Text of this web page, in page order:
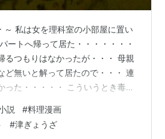
～ 私は女を理科室の小部屋に置い
ートへ帰って居た・・・・・・・
るつもりはなかったが・・・ 母親
ど無いと解って居たので・・・ 連
った・・・・・ こういうとき毒親
に居ることに対して・・・・・ そ
の様に振る舞った・・・・・・・
説 #料理漫画
#津ぎょうざ